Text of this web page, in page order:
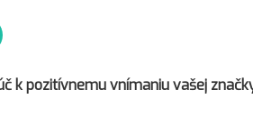
k pozitívnemu vnímaniu vašej